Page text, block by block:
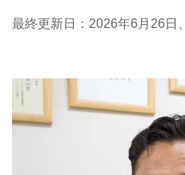
最終更新日：2026年6月26日